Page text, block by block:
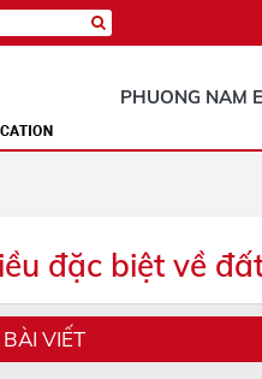
PHUONG NAM
đặc biệt về
VIẾT